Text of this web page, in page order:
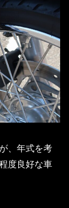
、年式を考
度良好な車